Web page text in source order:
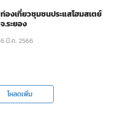
ท่องเที่ยวชุมชนประแสโฮมสเตย์
จ.ระยอง
6 มี.ค. 2566
โหลดเพิ่ม